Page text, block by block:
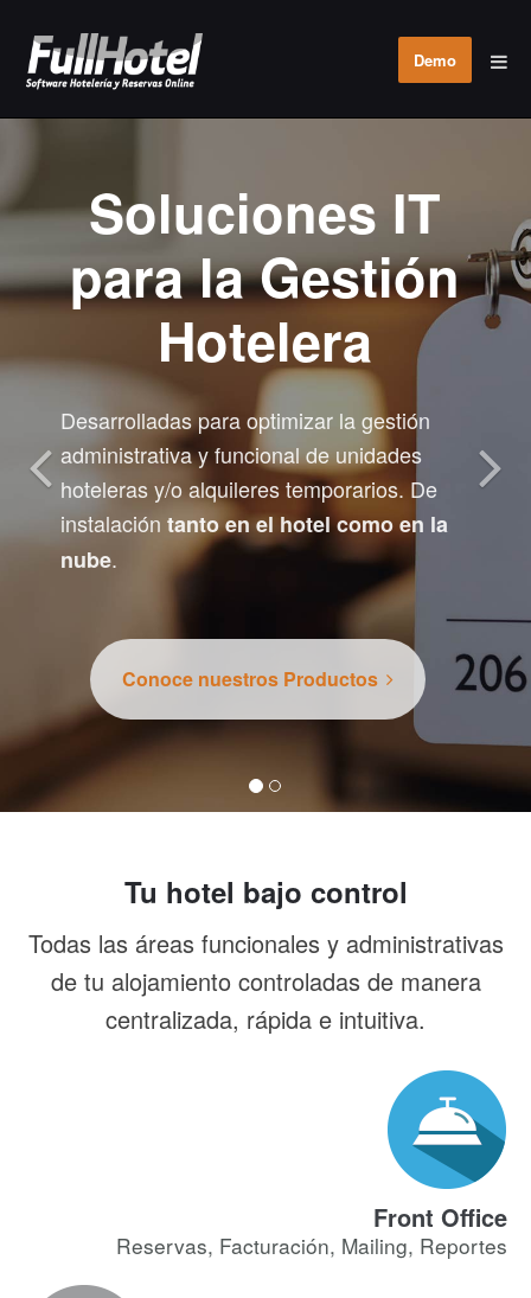
Demo
Soluciones IT
para la Gestión
Hotelera
Desarrolladas para optimizar la gestión
administrativa y funcional de unidades
hoteleras y/o alquileres temporarios. De
instalación tanto en el hotel como en la
nube.
Conoce nuestros Productos
Tu hotel bajo control
Todas las áreas funcionales y administrativas
de tu alojamiento controladas de manera
centralizada, rápida e intuitiva.
Front Office
Reservas, Facturación, Mailing, Reportes